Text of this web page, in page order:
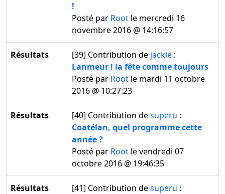
!
Posté par Rootle mercredi 16
novembre 2016 @ 14:16:57
Résultats [39] Contribution de jackie:
Lanmeur ! la fête comme toujours
Posté par Rootle mardi 11 octobre
2016 @ 10:27:23
Résultats [40] Contribution desuperu :
Coatélan, quel programme cette
année ?
Posté par Rootle vendredi 07
octobre 2016 @ 19:46:35
Résultats [41] Contribution desuperu :